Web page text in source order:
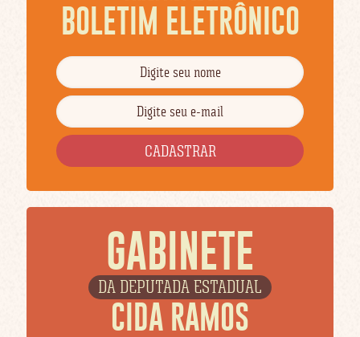
BOLETIM ELETRÔNICO
GABINETE
DA DEPUTADA ESTADUAL
CIDA RAMOS